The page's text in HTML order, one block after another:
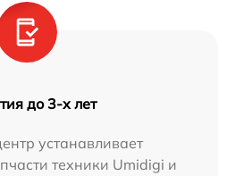
до 3-х лет
устанавливает
техники Umidigi и